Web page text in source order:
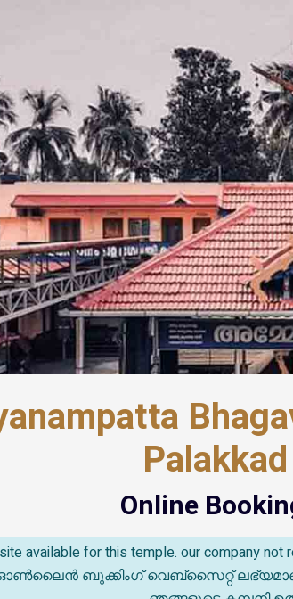
Online
available for this temple. our company
ബുക്കിംഗ് വെബ്സൈറ്റ്